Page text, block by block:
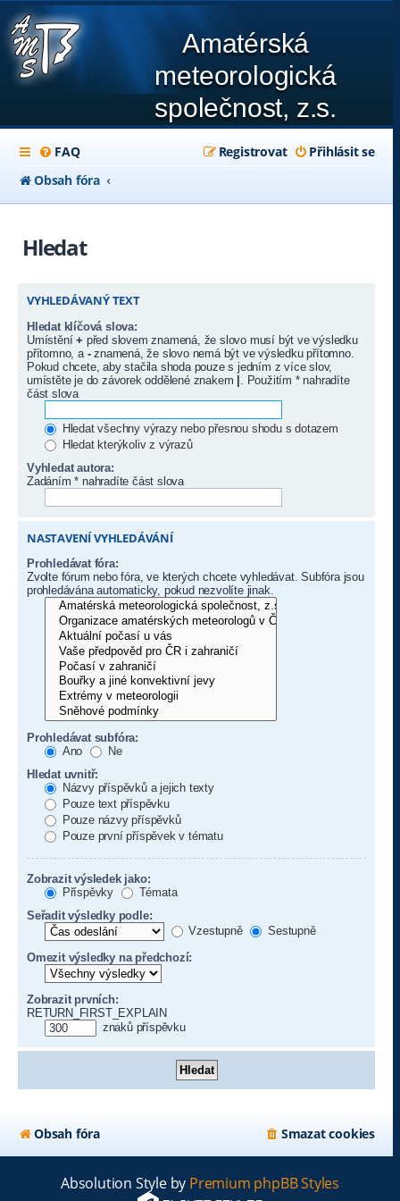
Amatérská
meteorologická
společnost, z.s.
FAQ Přihlásit se
Registrovat
Obsah fóra
Hledat
VYHLEDÁVANÝ TEXT
Hledat klíčová slova:
Umístění+ před slovem znamená, že slovo musí být ve výsledku
přítomno, a -znamená, že slovo nemá být ve výsledku přítomno.
Pokud chcete, aby stačila shoda pouze s jedním z více slov,
umístěte je do závorek oddělené znakem | . Použitím * nahradíte
část slova
Hledat všechny výrazy nebo přesnou shodu s dotazem
Hledat kterýkoliv z výrazů
Vyhledat autora:
Zadáním * nahradíte část slova
NASTAVENÍ VYHLEDÁVÁNÍ
Prohledávat fóra:
Zvolte fórum nebo fóra, ve kterých chcete vyhledávat. Subfóra jsou
prohledávána automaticky, pokud nezvolíte jinak.
Prohledávat subfóra:
Ano
Ne
Hledat uvnitř:
Názvy příspěvků a jejich texty
Pouze text příspěvku
Pouze názvy příspěvků
Pouze první příspěvek v tématu
Zobrazit výsledek jako:
Příspěvky
Témata
Seřadit výsledky podle:
Vzestupně
Sestupně
Omezit výsledky na předchozí:
Zobrazit prvních:
RETURN_FIRST_EXPLAIN
znaků příspěvku
Obsah fóra Smazat cookies
Absolution Style by Premium phpBB Styles